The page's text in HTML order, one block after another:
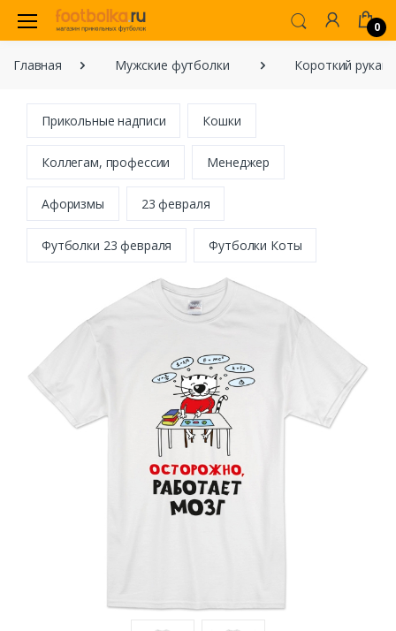
0
Главная Мужские футболки Короткий рукав
Прикольные надписи Кошки
Коллегам, профессии Менеджер
Афоризмы 23 февраля
Футболки 23 февраля Футболки Коты